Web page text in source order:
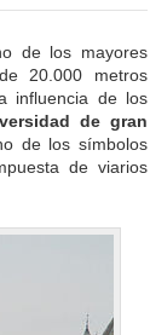
de los mayores
20.000 metros
influencia de los
de gran
de los símbolos
de viarios